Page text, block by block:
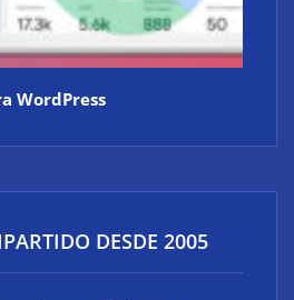
WordPress
DESDE 2005